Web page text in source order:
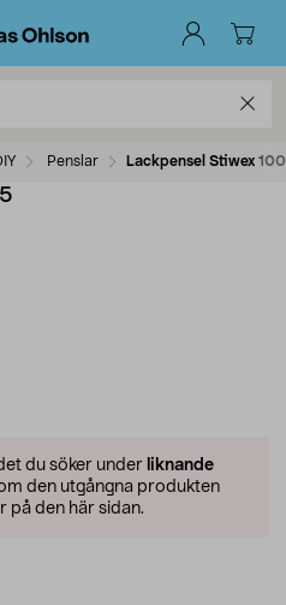
Penslar Lackpensel Stiwex
du söker under liknande
den utgångna produkten
på den här sidan.